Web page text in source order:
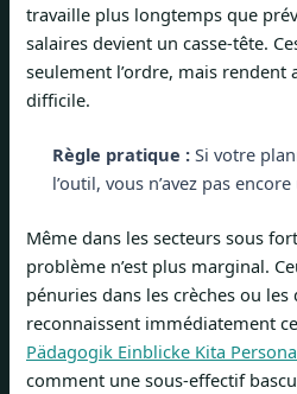
travaille plus longtemps que
salaires devient un casse-tête.
seulement l’ordre, mais
difficile.
Règle pratique :Si votre
l’outil, vous n’avez pas
Même dans les secteurs sous
problème n’est plus marginal.
pénuries dans les crèches ou
reconnaissent immédiatement
Pädagogik Einblicke Kita
comment une sous-effectif